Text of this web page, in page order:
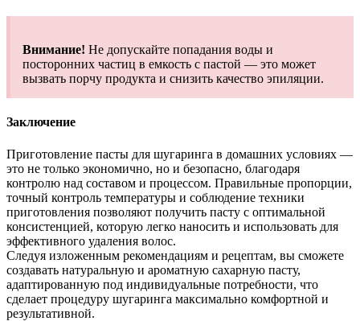
Внимание! Не допускайте попадания воды и
посторонних частиц в емкость с пастой — это может
вызвать порчу продукта и снизить качество эпиляции.
Заключение
Приготовление пасты для шугаринга в домашних условиях —
это не только экономично, но и безопасно, благодаря
контролю над составом и процессом. Правильные пропорции,
точный контроль температуры и соблюдение техники
приготовления позволяют получить пасту с оптимальной
консистенцией, которую легко наносить и использовать для
эффективного удаления волос.
Следуя изложенным рекомендациям и рецептам, вы сможете
создавать натуральную и ароматную сахарную пасту,
адаптированную под индивидуальные потребности, что
сделает процедуру шугаринга максимально комфортной и
результативной.